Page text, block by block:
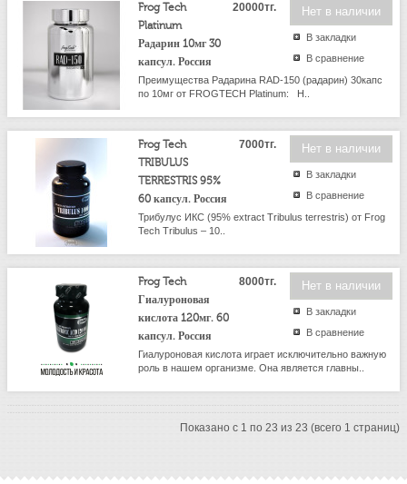
Нет в наличии
В закладки
В сравнение
20000тг.
Frog Tech
Platinum
Радарин 10мг 30
капсул. Россия
Преимущества Радарина RAD-150 (радарин) 30капс
по 10мг от FROGTECH Platinum: Н..
Нет в наличии
В закладки
В сравнение
7000тг.
Frog Tech
TRIBULUS
TERRESTRIS 95%
60 капсул. Россия
Трибулус ИКС (95% extract Tribulus terrestris) от Frog
Tech Tribulus – 10..
Нет в наличии
В закладки
В сравнение
8000тг.
Frog Tech
Гиалуроновая
кислота 120мг. 60
капсул. Россия
Гиалуроновая кислота играет исключительно важную
роль в нашем организме. Она является главны..
Показано с 1 по 23 из 23 (всего 1 страниц)